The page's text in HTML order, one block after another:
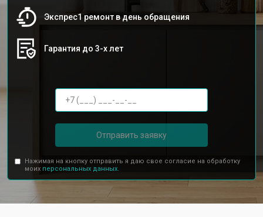
Экспрес1 ремонт в день обращения
Гарантия до 3-х лет
Отправить заявку
Нажимая на кнопку отправить я даю свое согласие на обработку
моих персональных данных.